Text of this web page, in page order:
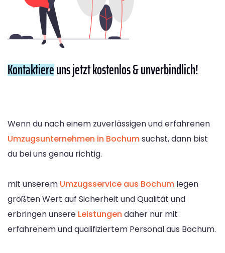
Kontaktiereuns jetzt kostenlos & unverbindlich!
Wenn du nach einem zuverlässigen und erfahrenen
Umzugsunternehmen in Bochumsuchst, dann bist
du bei uns genau richtig.
mit unserem Umzugsservice aus Bochum legen
größten Wert auf Sicherheit und Qualität und
erbringen unsere Leistungen daher nur mit
erfahrenem und qualifiziertem Personal aus Bochum.